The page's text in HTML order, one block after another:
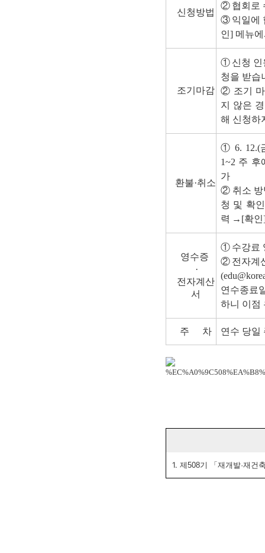
신청방법
② 협회로
③ 익일에
인] 메뉴
조기마감
① 신청
청을 받습
② 조기
지 않은
해 신청하
환불·취소
① 6. 12.(
1~2 주 후
가
② ​ 취소
청 및 확
력 → ​[확
영수증
·
전자계산
서
① 수강료
② 전자계
연수종료
하니 이점
주 차 연수 당일
1. 제508기 「재개발·재건